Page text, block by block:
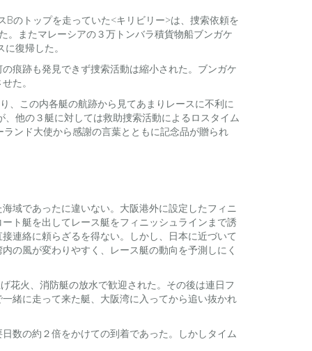
のトップを走っていた<キリビリー>は、捜索依頼を
。またマレーシアの３万トンバラ積貨物船ブンガケ
復帰した。
痕跡も発見できず捜索活動は縮小された。ブンガケ
た。
、この内各艇の航跡から見てあまりレースに不利に
他の３艇に対しては救助捜索活動によるロスタイム
ンド大使から感謝の言葉とともに記念品が贈られ
域であったに違いない。大阪港外に設定したフィニ
ト艇を出してレース艇をフィニッシュラインまで誘
連絡に頼らざるを得ない。しかし、日本に近づいて
の風が変わりやすく、レース艇の動向を予測しにく
花火、消防艇の放水で歓迎された。その後は連日フ
緒に走って来た艇、大阪湾に入ってから追い抜かれ
数の約２倍をかけての到着であった。しかしタイム